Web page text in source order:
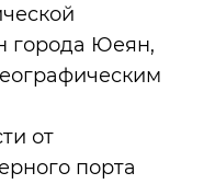
города Юеян,
от
порта